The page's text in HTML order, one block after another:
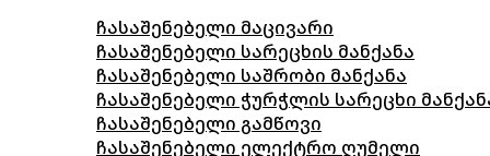
ჩასაშენებელი მაცივარი
ჩასაშენებელი სარეცხის მანქანა
ჩასაშენებელი საშრობი მანქანა
ჩასაშენებელი ჭურჭლის სარეცხი
ჩასაშენებელი გამწოვი
ჩასაშენებელი ელექტრო ღუმელი